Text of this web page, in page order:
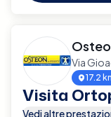
Via
17.2
Visita
Vedi altre